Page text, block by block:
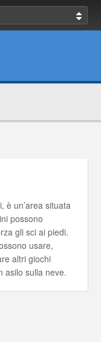
è un’area situata
possono
gli sci ai piedi.
usare,
altri giochi
asilo sulla neve.